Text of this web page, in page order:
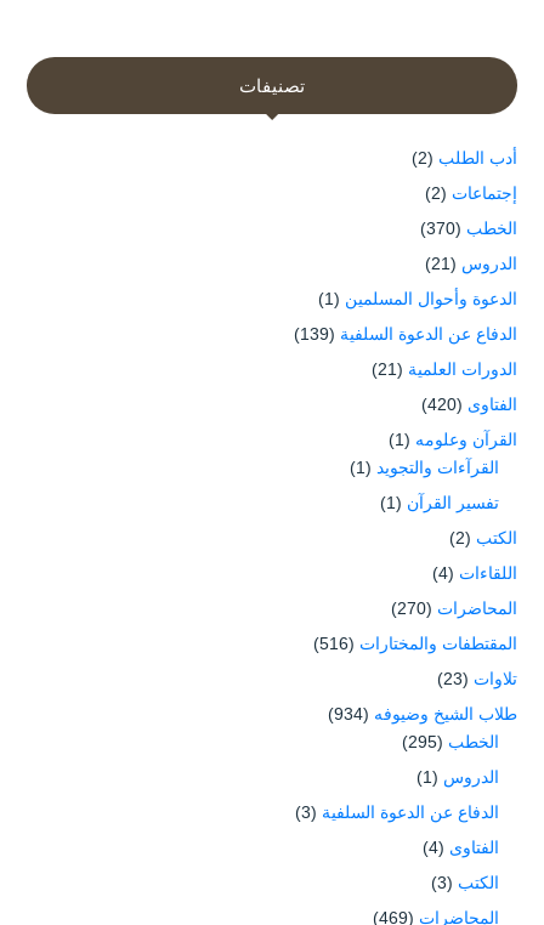
تصنيفات
أدب الطلب (2)
إجتماعات (2)
الخطب (370)
الدروس (21)
الدعوة وأحوال المسلمين (1)
الدفاع عن الدعوة السلفية (139)
الدورات العلمية (21)
الفتاوى (420)
القرآن وعلومه (1)
القرآءات والتجويد (1)
تفسير القرآن (1)
الكتب (2)
اللقاءات (4)
المحاضرات (270)
المقتطفات والمختارات (516)
تلاوات (23)
طلاب الشيخ وضيوفه (934)
الخطب (295)
الدروس (1)
الدفاع عن الدعوة السلفية (3)
الفتاوى (4)
الكتب (3)
المحاضرات (469)